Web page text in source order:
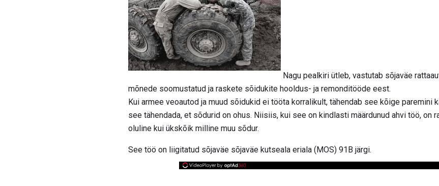
Nagu pealkiri ütleb, vastutab sõjaväe
mõnede soomustatud ja raskete sõidukite hooldus- ja remonditööde eest.
Kui armee veoautod ja muud sõidukid ei tööta korralikult, tähendab see kõige paremini
see tähendada, et sõdurid on ohus. Niisiis, kui see on kindlasti määrdunud ahvi töö, on
oluline kui ükskõik milline muu sõdur.
See töö on liigitatud sõjaväe sõjaväe kutseala eriala (MOS) 91B järgi.